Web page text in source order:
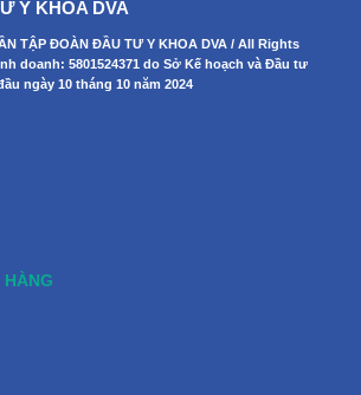
Y KHOA DVA
TẬP ĐOÀN ĐẦU TƯ Y KHOA DVA / All Rights
doanh: 5801524371 do Sở Kế hoạch và Đầu tư
ngày 10 tháng 10 năm 2024
HÀNG